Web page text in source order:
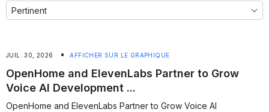
JUIL. 30, 2026 • AFFICHER SUR LE GRAPHIQUE
OpenHome and ElevenLabs Partner to Grow
Voice AI Development ...
OpenHome and ElevenLabs Partner to Grow Voice AI